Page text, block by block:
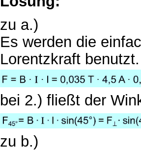
zu a.)
Es werden die
Lorentzkraft benutzt.
bei 2.) fließt der
zu b.)